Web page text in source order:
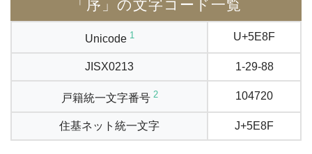
「序」の文字コード一覧
Unicode 1 U+5E8F
JISX0213 1-29-88
戸籍統一文字番号 2 104720
住基ネット統一文字 J+5E8F